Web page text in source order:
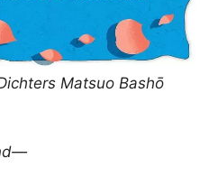
Matsuo Bashō